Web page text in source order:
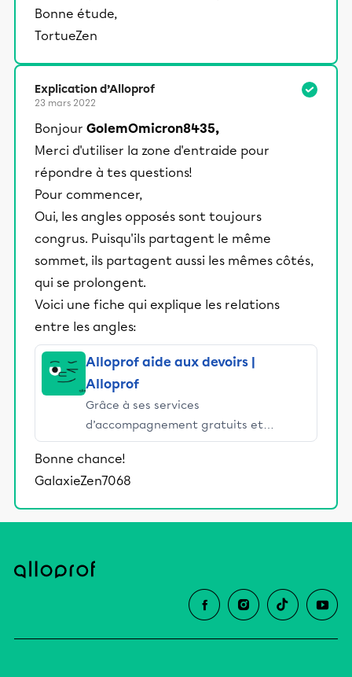
Bonne étude,
TortueZen
Explication d’Alloprof
23 mars 2022
Bonjour GolemOmicron8435,
Merci d'utiliser la zone d'entraide pour
répondre à tes questions!
Pour commencer,
Oui, les angles opposés sont toujours
congrus. Puisqu'ils partagent le même
sommet, ils partagent aussi les mêmes côtés,
qui se prolongent.
Voici une fiche qui explique les relations
entre les angles:
Alloprof aide aux devoirs |
Alloprof
Grâce à ses services
d’accompagnement gratuits et
stimulants, Alloprof engage les élèves
et leurs parents dans la réussite
éducative.
Bonne chance!
GalaxieZen7068